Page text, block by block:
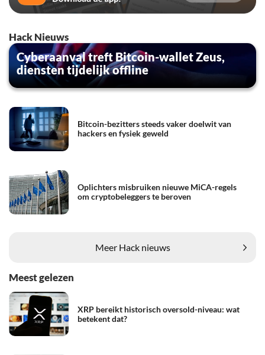
Hack Nieuws
Cyberaanval treft Bitcoin-wallet Zeus,
diensten tijdelijk offline
Bitcoin-bezitters steeds vaker doelwit van
hackers en fysiek geweld
Oplichters misbruiken nieuwe MiCA-regels
om cryptobeleggers te beroven
Meer Hack nieuws
Meest gelezen
XRP bereikt historisch oversold-niveau: wat
betekent dat?